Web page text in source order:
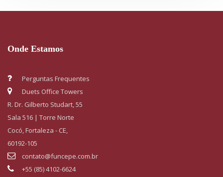
Onde Estamos
Perguntas Frequentes
Duets Office Towers
R. Dr. Gilberto Studart, 55
Sala 516 | Torre Norte
Cocó, Fortaleza - CE,
60192-105
contato@funcepe.com.br
+55 (85) 4102-6624